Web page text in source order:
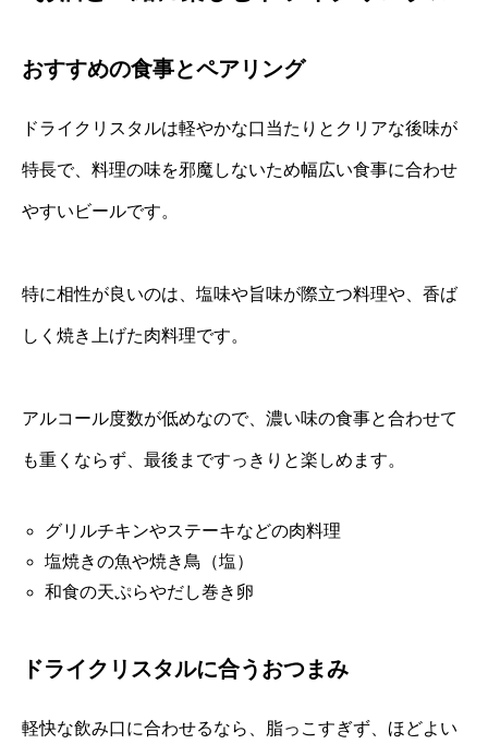
おすすめの食事とペアリング
ドライクリスタルは軽やかな口当たりとクリアな後味が
特長で、料理の味を邪魔しないため幅広い食事に合わせ
やすいビールです。
特に相性が良いのは、塩味や旨味が際立つ料理や、香ば
しく焼き上げた肉料理です。
アルコール度数が低めなので、濃い味の食事と合わせて
も重くならず、最後まですっきりと楽しめます。
グリルチキンやステーキなどの肉料理
塩焼きの魚や焼き鳥（塩）
和食の天ぷらやだし巻き卵
ドライクリスタルに合うおつまみ
軽快な飲み口に合わせるなら、脂っこすぎず、ほどよい